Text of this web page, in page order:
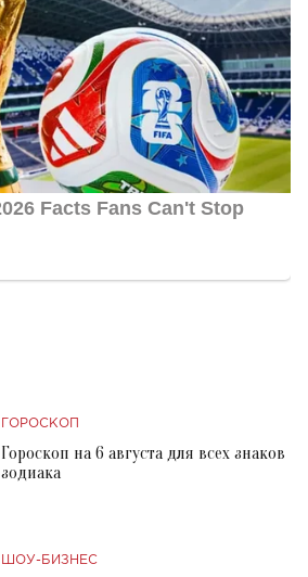
ГОРОСКОП
Гороскоп на 6 августа для всех знаков
зодиака
ШОУ-БИЗНЕС